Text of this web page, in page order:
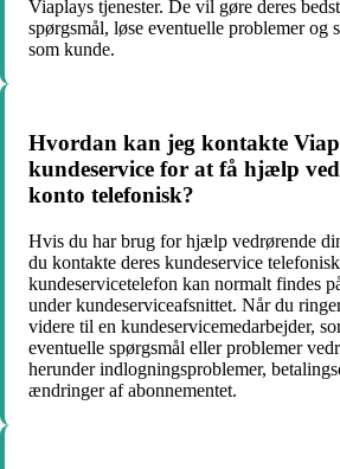
Viaplays tjenester. De vil gøre deres
spørgsmål, løse eventuelle problemer og
som kunde.
Hvordan kan jeg kontakte
kundeservice for at få hjælp
konto telefonisk?
Hvis du har brug for hjælp vedrørende
du kontakte deres kundeservice
kundeservicetelefon kan normalt findes
under kundeserviceafsnittet. Når du
videre til en kundeservicemedarbejder,
eventuelle spørgsmål eller problemer
herunder indlogningsproblemer,
ændringer af abonnementet.